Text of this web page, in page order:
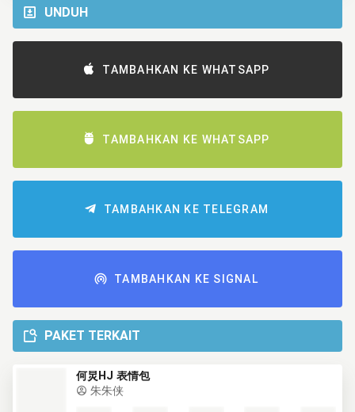
UNDUH
TAMBAHKAN KE WHATSAPP
TAMBAHKAN KE WHATSAPP
TAMBAHKAN KE TELEGRAM
TAMBAHKAN KE SIGNAL
PAKET TERKAIT
何炅HJ 表情包
朱朱侠